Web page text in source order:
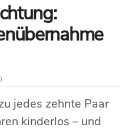
jedes zehnte Paar
kinderlos – und